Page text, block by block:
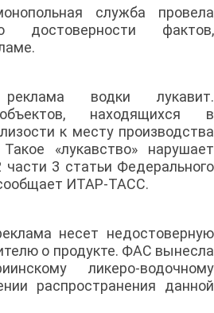
служба провела
достоверности фактов,
водки лукавит.
находящихся в
к месту производства
«лукавство» нарушает
части 3 статьи Федерального
ИТАР-ТАСС.
несет недостоверную
о продукте. ФАС вынесла
ликеро-водочному
распространения данной